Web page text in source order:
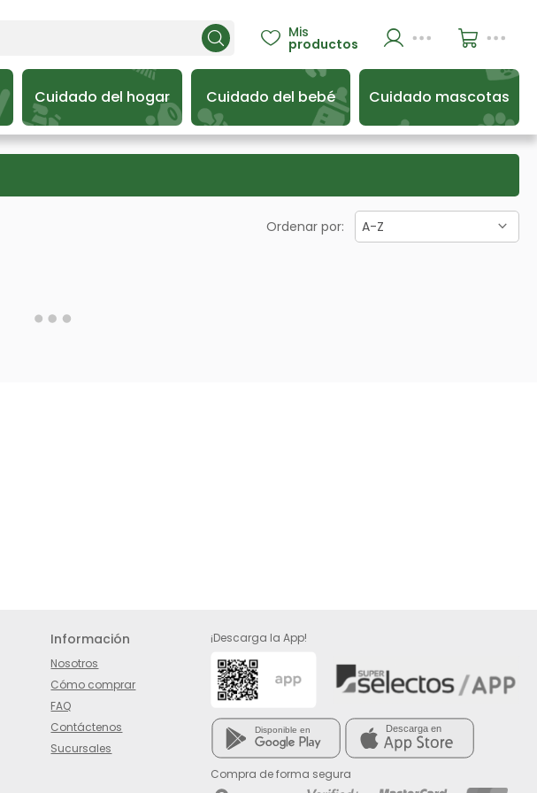
 Mis
productos
Cuidado del hogar Cuidado del bebé Cuidado mascotas
Ordenar por: A-Z
Información
Nosotros
Cómo comprar
FAQ
Contáctenos
Sucursales
¡Descarga la App!
Compra de forma segura